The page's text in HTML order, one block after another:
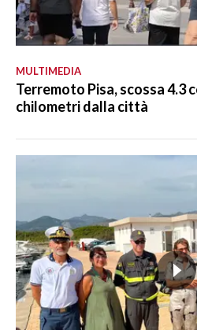
MULTIMEDIA
Terremoto Pisa, scossa 4.3
chilometri dalla città